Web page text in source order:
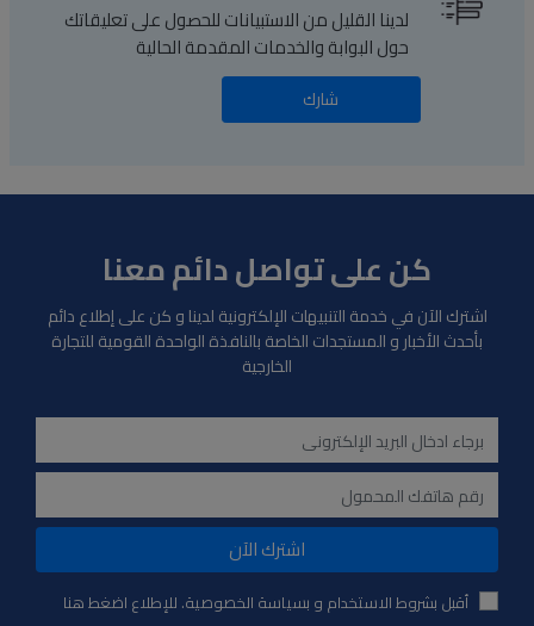
لدينا القليل من الاستبيانات للحصول على تعليقاتك
حول البوابة والخدمات المقدمة الحالية
شارك
كن على تواصل دائم معنا
اشترك الآن في خدمة التنبيهات الإلكترونية لدينا و كن على إطلاع دائم
بأحدث الأخبار و المستجدات الخاصة بالنافذة الواحدة القومية للتجارة
الخارجية
اشترك الآن
أقبل بشروط الاستخدام و بسياسة الخصوصية. للإطلاع اضغط هنا